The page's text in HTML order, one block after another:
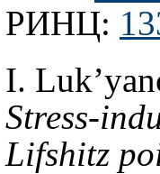
РИНЦ:
I.
Stress-
Lifshitz